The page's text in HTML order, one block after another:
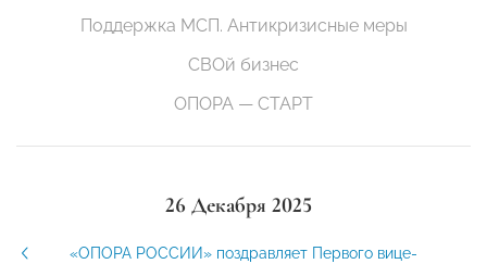
Поддержка МСП. Антикризисные меры
СВОй бизнес
ОПОРА — СТАРТ
26 Декабря 2025
«ОПОРА РОССИИ» поздравляет Первого вице-